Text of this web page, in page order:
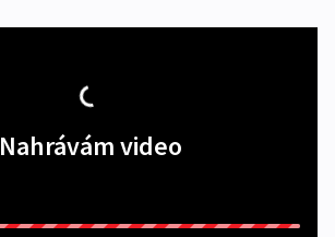
Nahrávám video